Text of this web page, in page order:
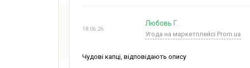
18.06.26
Любовь Г.
Угода на маркетплейсі Prom.ua
Чудові капці, відповідають опису